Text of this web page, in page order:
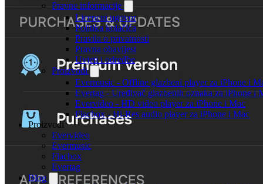
Pravne informacije
Licencni ugovor
Politika kolačića
Pravila o privatnosti
Pravna obavijest
Uvjeti i odredbe
Proizvodi
Evermusic - Offline glazbeni player za iPhone i
Evertag - Uređivač glazbenih oznaka za iPhone i
Evervideo - HD video player za iPhone i Mac
Flacbox - Hi-Res audio player za iPhone i Mac
Proizvodi
Evervideo
Evermusic
Flacbox
Evertag
Blog